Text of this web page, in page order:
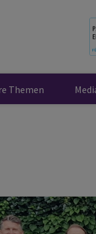
Themen